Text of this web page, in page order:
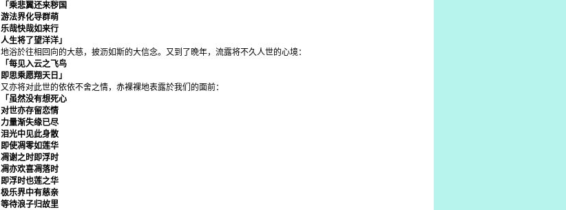
「乘悲翼还来秽国
游法界化导群萌
乐哉快哉如来行
人生将了望洋洋」
地浴於往相回向的大慈，披沥如斯的大信念。又到了晩年，流露将不久人世的心境：
「每见入云之飞鸟
即思乘愿翔天日」
又亦将对此世的依依不舍之情，赤裸裸地表露於我们的面前：
「虽然没有想死心
对世亦存留恋情
力量渐失缘已尽
泪光中见此身散
即使凋零如莲华
凋谢之时即浮时
凋亦欢喜凋落时
即浮时也莲之华
极乐界中有慈亲
等待浪子归故里